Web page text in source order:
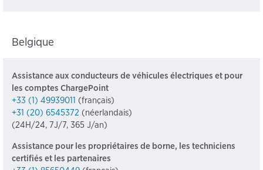
Belgique
Assistance aux conducteurs de véhicules électriques et pour
les comptes ChargePoint
+33 (1) 49939011 (français)
+31 (20) 6545372 (néerlandais)
(24H/24, 7J/7, 365 J/an)
Assistance pour les propriétaires de borne, les techniciens
certifiés et les partenaires